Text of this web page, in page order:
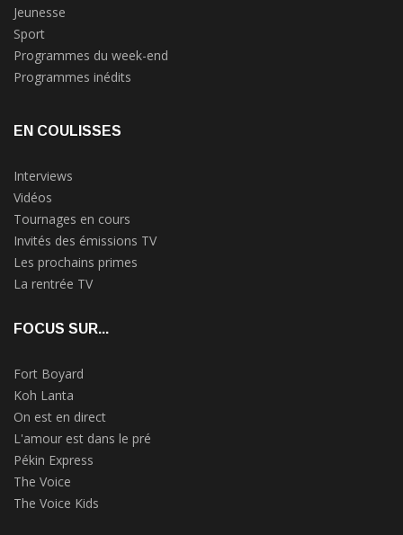
Jeunesse
Sport
Programmes du week-end
Programmes inédits
EN COULISSES
Interviews
Vidéos
Tournages en cours
Invités des émissions TV
Les prochains primes
La rentrée TV
FOCUS SUR...
Fort Boyard
Koh Lanta
On est en direct
L'amour est dans le pré
Pékin Express
The Voice
The Voice Kids